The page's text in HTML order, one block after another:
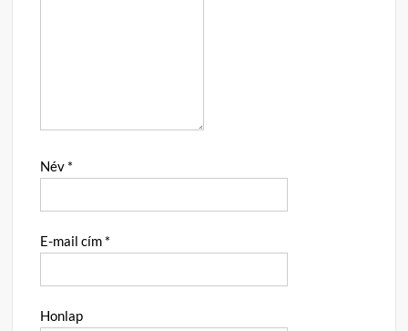
Név *
E-mail cím *
Honlap